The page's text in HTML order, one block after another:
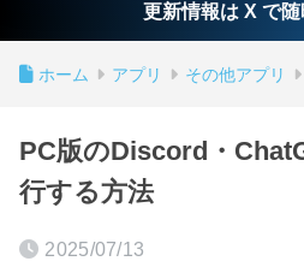
更新情報は X で
ホーム アプリ その他アプリ
PC版のDiscord・
行する方法
2025/07/13